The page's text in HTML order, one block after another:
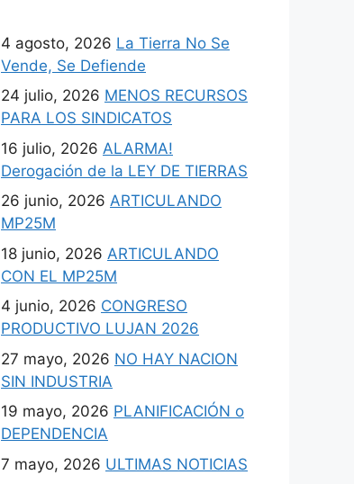
4 agosto, 2026 La Tierra No Se
Vende, Se Defiende
24 julio, 2026 MENOS RECURSOS
PARA LOS SINDICATOS
16 julio, 2026 ALARMA!
Derogación de la LEY DE TIERRAS
26 junio, 2026 ARTICULANDO
MP25M
18 junio, 2026 ARTICULANDO
CON EL MP25M
4 junio, 2026 CONGRESO
PRODUCTIVO LUJAN 2026
27 mayo, 2026 NO HAY NACION
SIN INDUSTRIA
19 mayo, 2026 PLANIFICACIÓN o
DEPENDENCIA
7 mayo, 2026 ULTIMAS NOTICIAS